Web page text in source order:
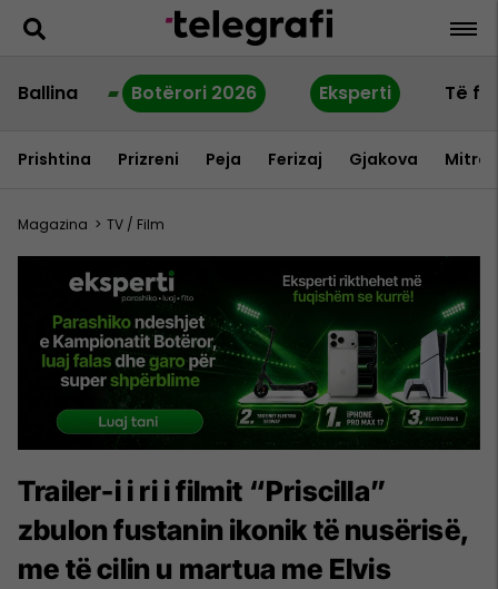
Ballina Botërori 2026 Eksperti Të
Prishtina Prizreni Peja Ferizaj Gjakova
Magazina > TV / Film
Trailer-i i ri i filmit “Priscilla”
zbulon fustanin ikonik të nusërisë,
me të cilin u martua me Elvis